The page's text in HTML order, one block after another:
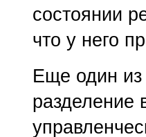
состоянии
что у него
Еще один из
разделение